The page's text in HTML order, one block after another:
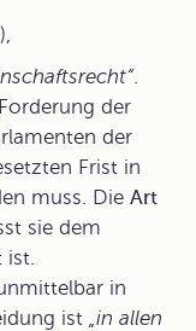
.
der
der
Frist in
muss. Die Art
sie dem
ist.
in
ist „in allen